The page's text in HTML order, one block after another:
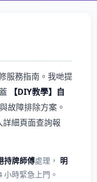
服務指南。我哋提
【DIY教學】自
故障排除方案。
細頁面查詢報
持牌師傅處理， 明
小時緊急上門。